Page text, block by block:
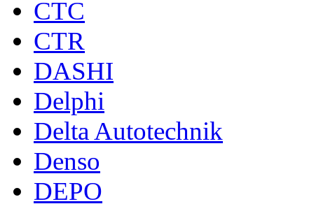
CTC
CTR
DASHI
Delphi
Delta Autotechnik
Denso
DEPO